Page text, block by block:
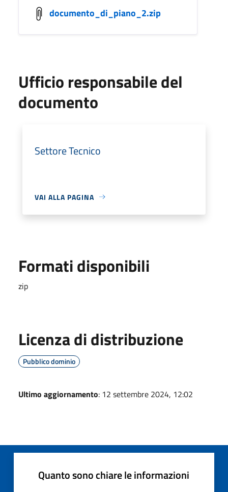
documento_di_piano_2.zip
Ufficio responsabile del
documento
Settore Tecnico
VAI ALLA PAGINA
Formati disponibili
zip
Licenza di distribuzione
Pubblico dominio
Ultimo aggiornamento: 12 settembre 2024, 12:02
Quanto sono chiare le informazioni